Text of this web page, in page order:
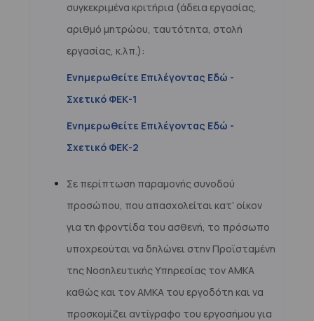
συγκεκριμένα κριτήρια (άδεια εργασίας,
αριθμό μητρώου, ταυτότητα, στολή
εργασίας, κ.λπ.):
Ενημερωθείτε Επιλέγοντας Εδώ -
Σχετικό ΦΕΚ-1
Ενημερωθείτε Επιλέγοντας Εδώ -
Σχετικό ΦΕΚ-2
Σε περίπτωση παραμονής συνοδού
προσώπου, που απασχολείται κατ’ οίκον
για τη φροντίδα του ασθενή, το πρόσωπο
υποχρεούται να δηλώνει στην Προϊσταμένη
της Νοσηλευτικής Υπηρεσίας τον ΑΜΚΑ
καθώς και τον ΑΜΚΑ του εργοδότη και να
προσκομίζει αντίγραφο του εργοσήμου για